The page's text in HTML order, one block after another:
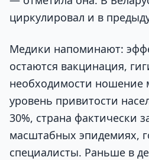
циркулировал и в
Медики напоминают:
остаются вакцинация,
необходимости ношение
уровень привитости
30%, страна фактически
масштабных эпидемиях,
специалисты. Раньше в